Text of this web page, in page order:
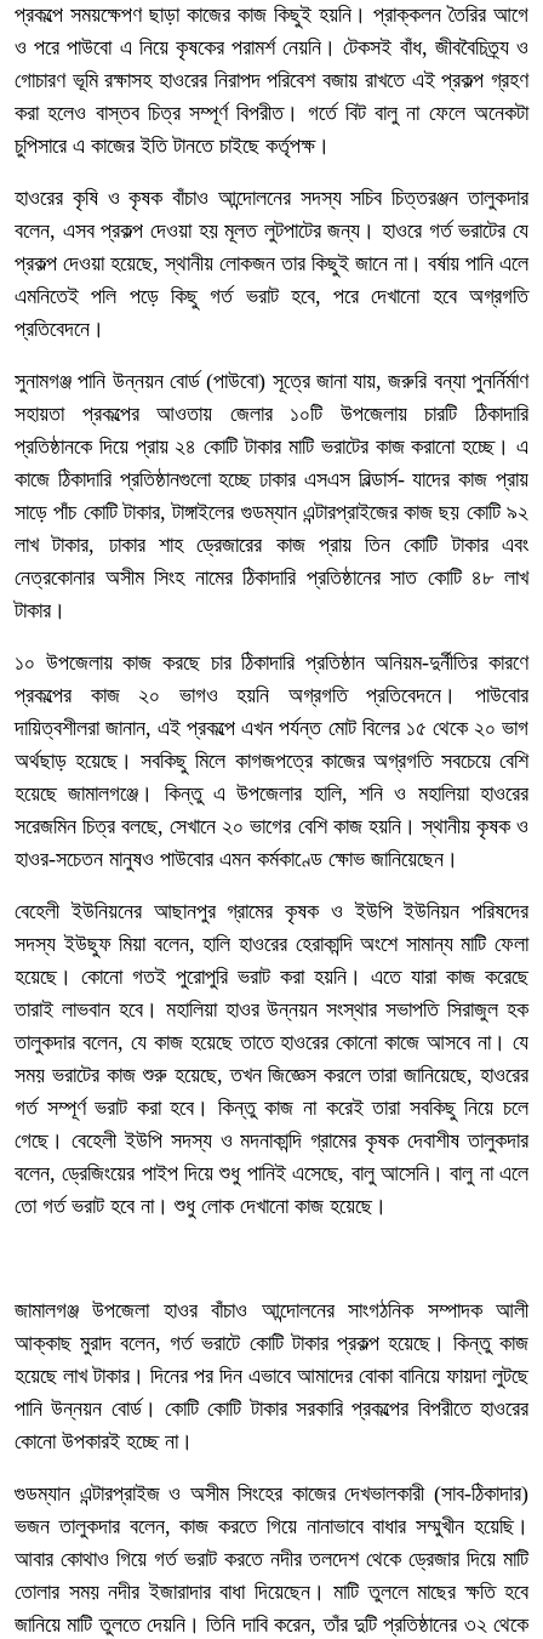
প্রকল্পে সময়ক্ষেপণ ছাড়া কাজের কাজ কিছুই হয়নি। প্রাক্কলন তৈরির আগে
ও পরে পাউবো এ নিয়ে কৃষকের পরামর্শ নেয়নি। টেকসই বাঁধ, জীববৈচিত্র্য ও
গোচারণ ভূমি রক্ষাসহ হাওরের নিরাপদ পরিবেশ বজায় রাখতে এই প্রকল্প গ্রহণ
করা হলেও বাস্তব চিত্র সম্পূর্ণ বিপরীত। গর্তে বিট বালু না ফেলে অনেকটা
চুপিসারে এ কাজের ইতি টানতে চাইছে কর্তৃপক্ষ।
হাওরের কৃষি ও কৃষক বাঁচাও আন্দোলনের সদস্য সচিব চিত্তরঞ্জন তালুকদার
বলেন, এসব প্রকল্প দেওয়া হয় মূলত লুটপাটের জন্য। হাওরে গর্ত ভরাটের যে
প্রকল্প দেওয়া হয়েছে, স্থানীয় লোকজন তার কিছুই জানে না। বর্ষায় পানি এলে
এমনিতেই পলি পড়ে কিছু গর্ত ভরাট হবে, পরে দেখানো হবে অগ্রগতি
প্রতিবেদনে।
সুনামগঞ্জ পানি উন্নয়ন বোর্ড (পাউবো) সূত্রে জানা যায়, জরুরি বন্যা পুনর্নির্মাণ
সহায়তা প্রকল্পের আওতায় জেলার ১০টি উপজেলায় চারটি ঠিকাদারি
প্রতিষ্ঠানকে দিয়ে প্রায় ২৪ কোটি টাকার মাটি ভরাটের কাজ করানো হচ্ছে। এ
কাজে ঠিকাদারি প্রতিষ্ঠানগুলো হচ্ছে ঢাকার এসএস বিল্ডার্স- যাদের কাজ প্রায়
সাড়ে পাঁচ কোটি টাকার, টাঙ্গাইলের গুডম্যান এন্টারপ্রাইজের কাজ ছয় কোটি ৯২
লাখ টাকার, ঢাকার শাহ ড্রেজারের কাজ প্রায় তিন কোটি টাকার এবং
নেত্রকোনার অসীম সিংহ নামের ঠিকাদারি প্রতিষ্ঠানের সাত কোটি ৪৮ লাখ
টাকার।
১০ উপজেলায় কাজ করছে চার ঠিকাদারি প্রতিষ্ঠান অনিয়ম-দুর্নীতির কারণে
প্রকল্পের কাজ ২০ ভাগও হয়নি অগ্রগতি প্রতিবেদনে। পাউবোর
দায়িত্বশীলরা জানান, এই প্রকল্পে এখন পর্যন্ত মোট বিলের ১৫ থেকে ২০ ভাগ
অর্থছাড় হয়েছে। সবকিছু মিলে কাগজপত্রে কাজের অগ্রগতি সবচেয়ে বেশি
হয়েছে জামালগঞ্জে। কিন্তু এ উপজেলার হালি, শনি ও মহালিয়া হাওরের
সরেজমিন চিত্র বলছে, সেখানে ২০ ভাগের বেশি কাজ হয়নি। স্থানীয় কৃষক ও
হাওর-সচেতন মানুষও পাউবোর এমন কর্মকাণ্ডে ক্ষোভ জানিয়েছেন।
বেহেলী ইউনিয়নের আছানপুর গ্রামের কৃষক ও ইউপি ইউনিয়ন পরিষদের
সদস্য ইউছুফ মিয়া বলেন, হালি হাওরের হেরাকান্দি অংশে সামান্য মাটি ফেলা
হয়েছে। কোনো গতই পুরোপুরি ভরাট করা হয়নি। এতে যারা কাজ করেছে
তারাই লাভবান হবে। মহালিয়া হাওর উন্নয়ন সংস্থার সভাপতি সিরাজুল হক
তালুকদার বলেন, যে কাজ হয়েছে তাতে হাওরের কোনো কাজে আসবে না। যে
সময় ভরাটের কাজ শুরু হয়েছে, তখন জিজ্ঞেস করলে তারা জানিয়েছে, হাওরের
গর্ত সম্পূর্ণ ভরাট করা হবে। কিন্তু কাজ না করেই তারা সবকিছু নিয়ে চলে
গেছে। বেহেলী ইউপি সদস্য ও মদনাকান্দি গ্রামের কৃষক দেবাশীষ তালুকদার
বলেন, ড্রেজিংয়ের পাইপ দিয়ে শুধু পানিই এসেছে, বালু আসেনি। বালু না এলে
তো গর্ত ভরাট হবে না। শুধু লোক দেখানো কাজ হয়েছে।
জামালগঞ্জ উপজেলা হাওর বাঁচাও আন্দোলনের সাংগঠনিক সম্পাদক আলী
আক্কাছ মুরাদ বলেন, গর্ত ভরাটে কোটি টাকার প্রকল্প হয়েছে। কিন্তু কাজ
হয়েছে লাখ টাকার। দিনের পর দিন এভাবে আমাদের বোকা বানিয়ে ফায়দা লুটছে
পানি উন্নয়ন বোর্ড। কোটি কোটি টাকার সরকারি প্রকল্পের বিপরীতে হাওরের
কোনো উপকারই হচ্ছে না।
গুডম্যান এন্টারপ্রাইজ ও অসীম সিংহের কাজের দেখভালকারী (সাব-ঠিকাদার)
ভজন তালুকদার বলেন, কাজ করতে গিয়ে নানাভাবে বাধার সম্মুখীন হয়েছি।
আবার কোথাও গিয়ে গর্ত ভরাট করতে নদীর তলদেশ থেকে ড্রেজার দিয়ে মাটি
তোলার সময় নদীর ইজারাদার বাধা দিয়েছেন। মাটি তুললে মাছের ক্ষতি হবে
জানিয়ে মাটি তুলতে দেয়নি। তিনি দাবি করেন, তাঁর দুটি প্রতিষ্ঠানের ৩২ থেকে